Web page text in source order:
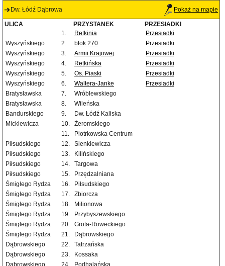
Dw. Łódź Dąbrowa Pokaż na mapie
ULICA PRZYSTANEK
PRZESIADKI
1.
Retkinia
Przesiadki
Wyszyńskiego
2. blok 270
Przesiadki
Wyszyńskiego
3. Armii Krajowej
Przesiadki
Wyszyńskiego
4. Retkińska
Przesiadki
Wyszyńskiego
5. Os. Piaski
Przesiadki
Wyszyńskiego
6. Waltera-Janke
Przesiadki
Bratysławska
7.
Wróblewskiego
Bratysławska
8.
Wileńska
Bandurskiego
9.
Dw. Łódź Kaliska
Mickiewicza
10.
Żeromskiego
11.
Piotrkowska Centrum
Piłsudskiego
12.
Sienkiewicza
Piłsudskiego
13.
Kilińskiego
Piłsudskiego
14.
Targowa
Piłsudskiego
15.
Przędzalniana
Śmigłego Rydza
16.
Piłsudskiego
Śmigłego Rydza
17.
Zbiorcza
Śmigłego Rydza
18.
Milionowa
Śmigłego Rydza
19.
Przybyszewskiego
Śmigłego Rydza
20.
Grota-Roweckiego
Śmigłego Rydza
21.
Dąbrowskiego
Dąbrowskiego
22.
Tatrzańska
Dąbrowskiego
23.
Kossaka
Dąbrowskiego
24. Podhalańska